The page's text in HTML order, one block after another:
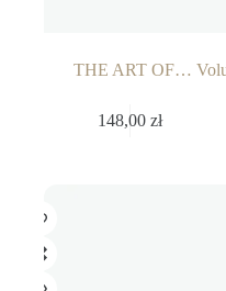
THE ART OF…
148,00zł